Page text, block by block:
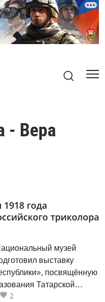
- Вера
года
триколора
музей
выставку
посвящённую
Татарской
2